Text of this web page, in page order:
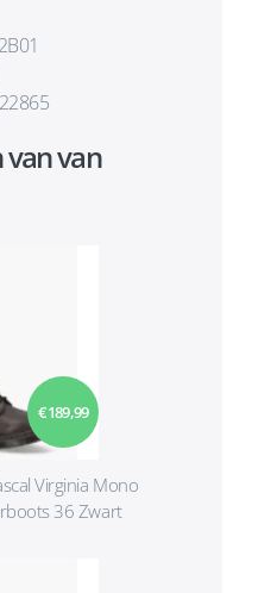
van
€ 189,99
Virginia Mono
36 Zwart